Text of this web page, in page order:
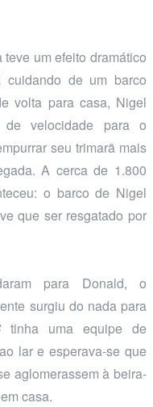
um efeito dramático
cuidando de um barco
volta para casa, Nigel
velocidade para o
seu trimarã mais
A cerca de 1.800
o barco de Nigel
que ser resgatado por
para Donald, o
surgiu do nada para
tinha uma equipe de
lar e esperava-se que
aglomerassem à beira-
casa.